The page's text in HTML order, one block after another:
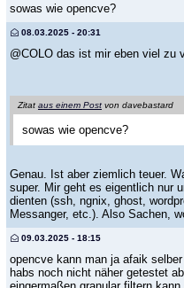
sowas wie opencve?
08.03.2025 - 20:31
@COLO das ist mir eben viel zu
Zitat aus einem Post von davebastard
sowas wie opencve?
Genau. Ist aber ziemlich teuer.
super. Mir geht es eigentlich nur
dienten (ssh, ngnix, ghost,
Messanger, etc.). Also Sachen,
09.03.2025 - 18:15
opencve kann man ja afaik
habs noch nicht näher getestet